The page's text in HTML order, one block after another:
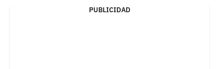
PUBLICIDAD